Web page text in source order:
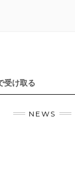
受け取る
NEWS